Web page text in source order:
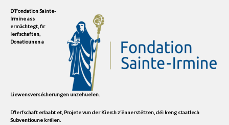
D’Fondation Sainte-
Irmine ass
ermächtegt, fir
Ierfschaften,
Donatiounen a
Liewensversécherungen unzehuelen.
D’Ierfschaft erlaabt et, Projete vun der Kierch z’ënnerstëtzen, déi keng staatlech
Subventioune kréien.